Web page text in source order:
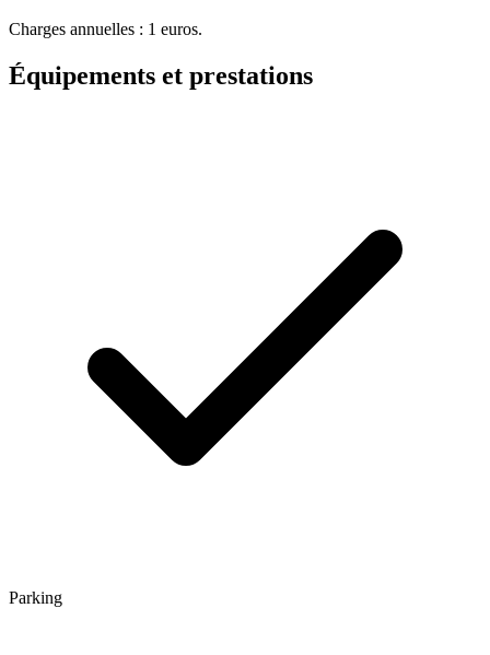
Charges annuelles : 1 euros.
Équipements et prestations
Parking